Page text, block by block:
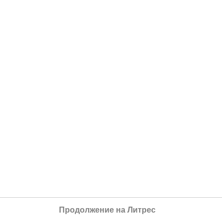
Продолжение на Литрес